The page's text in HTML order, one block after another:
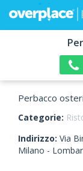
Perbacco
Categorie:
Indirizzo: Via
Milano -